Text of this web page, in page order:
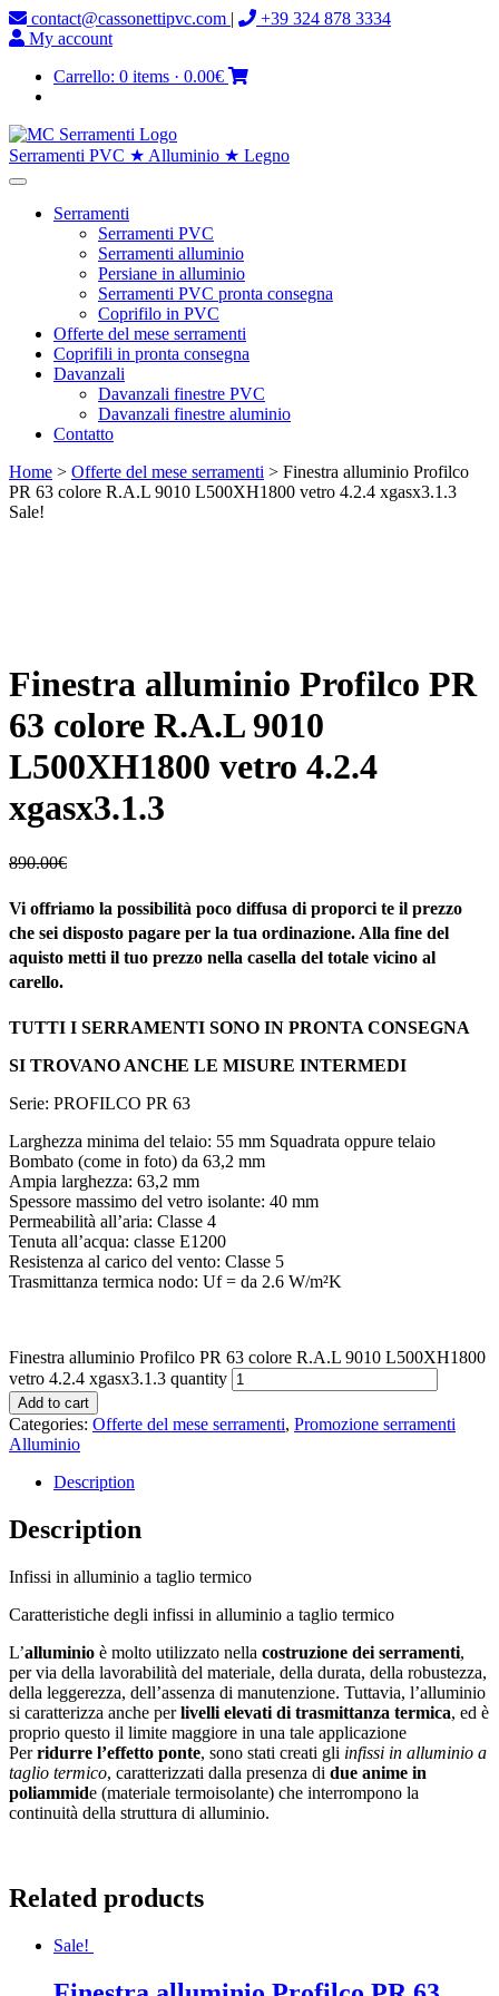
contact@cassonettipvc.com |
+39 324 878 3334
My account
Carrello: 0 items · 0.00€
Serramenti PVC ★ Alluminio ★ Legno
Serramenti
Serramenti PVC
Serramenti alluminio
Persiane in alluminio
Serramenti PVC pronta consegna
Coprifilo in PVC
Offerte del mese serramenti
Coprifili in pronta consegna
Davanzali
Davanzali finestre PVC
Davanzali finestre aluminio
Contatto
Home > Offerte del mese serramenti > Finestra alluminio Profilco
PR 63 colore R.A.L 9010 L500XH1800 vetro 4.2.4 xgasx3.1.3
Sale!
Finestra alluminio Profilco PR
63 colore R.A.L 9010
L500XH1800 vetro 4.2.4
xgasx3.1.3
890.00€
Vi offriamo la possibilità poco diffusa di proporci te il prezzo
che sei disposto pagare per la tua ordinazione. Alla fine del
aquisto metti il tuo prezzo nella casella del totale vicino al
carello.
TUTTI I SERRAMENTI SONO IN PRONTA CONSEGNA
SI TROVANO ANCHE LE MISURE INTERMEDI
Serie: PROFILCO PR 63
Larghezza minima del telaio: 55 mm Squadrata oppure telaio
Bombato (come in foto) da 63,2 mm
Ampia larghezza: 63,2 mm
Spessore massimo del vetro isolante: 40 mm
Permeabilità all’aria: Classe 4
Tenuta all’acqua: classe E1200
Resistenza al carico del vento: Classe 5
Trasmittanza termica nodo: Uf = da 2.6 W/m²K
Finestra alluminio Profilco PR 63 colore R.A.L 9010 L500XH1800
vetro 4.2.4 xgasx3.1.3 quantity
Add to cart
Categories: Offerte del mese serramenti, Promozione serramenti
Alluminio
Description
Description
Infissi in alluminio a taglio termico
Caratteristiche degli infissi in alluminio a taglio termico
L’alluminio è molto utilizzato nella costruzione dei serramenti,
per via della lavorabilità del materiale, della durata, della robustezza,
della leggerezza, dell’assenza di manutenzione. Tuttavia, l’alluminio
si caratterizza anche perlivelli elevati di trasmittanza termica, ed è
proprio questo il limite maggiore in una tale applicazione
Perridurre l’effetto ponte, sono stati creati gli infissi in alluminio a
taglio termico, caratterizzati dalla presenza di due anime in
poliammide (materiale termoisolante) che interrompono la
continuità della struttura di alluminio.
Related products
Sale!